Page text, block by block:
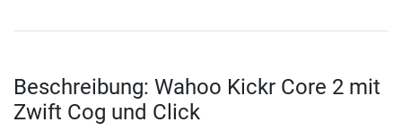
Beschreibung: Wahoo Kickr Core 2 mit
Zwift Cog und Click